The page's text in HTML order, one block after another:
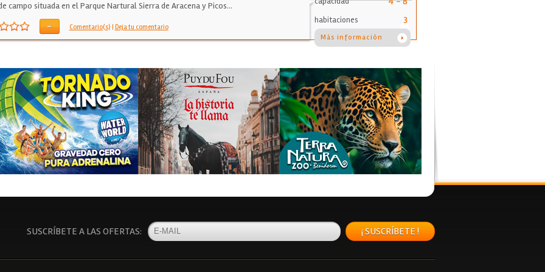
campo situada en el Parque Nartural Sierra de Aracena y Picos…
- Comentario(s) | Deja tu comentario
habitaciones 3
Más información
SUSCRÍBETE A LAS OFERTAS: ¡ SUSCRÍBETE !